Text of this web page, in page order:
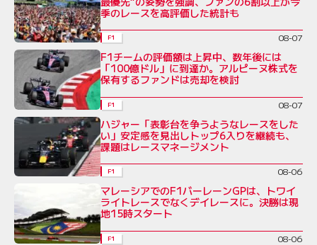
季のレースを高評価した統計も
F1 08-07
F1チームの評価額は上昇中、数年後には
「100億ドル」に到達か。アルピーヌ株式を
保有するファンドは売却を検討
F1 08-07
ハジャー「表彰台を争うようなレースをした
い」安定感を見出しトップ6入りを継続も、
課題はレースマネージメント
F1 08-06
マレーシアでのF1バーレーンGPは、トワイ
ライトレースでなくデイレースに。決勝は現
地15時スタート
F1 08-06